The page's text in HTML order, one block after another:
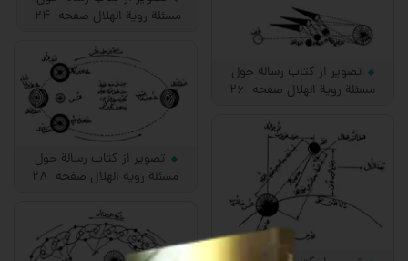
مسئلة رویة الهلال صفحه 24
تصویر از کتاب رسالة حول
مسئلة رویة الهلال صفحه 26
تصویر از کتاب رسالة حول
مسئلة رویة الهلال صفحه 28